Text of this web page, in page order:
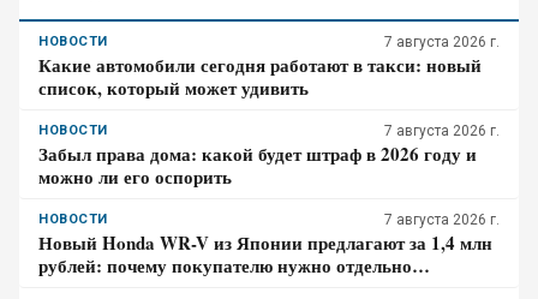
НОВОСТИ 7 августа 2026 г.
Какие автомобили сегодня работают в такси: новый
список, который может удивить
НОВОСТИ 7 августа 2026 г.
Забыл права дома: какой будет штраф в 2026 году и
можно ли его оспорить
НОВОСТИ 7 августа 2026 г.
Новый Honda WR-V из Японии предлагают за 1,4 млн
рублей: почему покупателю нужно отдельно